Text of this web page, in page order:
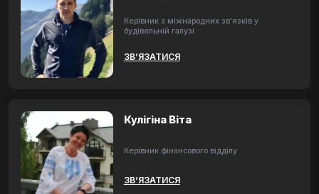
Керівник з міжнародних зв'язків у
будівельній галузі
ЗВ’ЯЗАТИСЯ
Кулігіна Віта
Керівник фінансового відділу
ЗВ’ЯЗАТИСЯ